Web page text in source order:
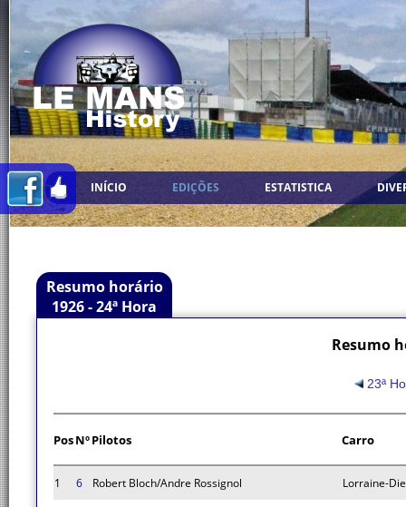
INÍCIO EDIÇÕES ESTATISTICA
Resumo horário
1926 - 24ª Hora
Resumo
23ª
PosNºPilotos Carro
1 6 Robert Bloch/Andre Rossignol Lorraine-